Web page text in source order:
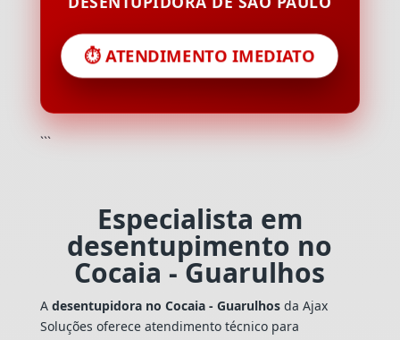
⏱️ ATENDIMENTO IMEDIATO
```
Especialista em
desentupimento no
Cocaia - Guarulhos
A desentupidora no Cocaia - Guarulhosda Ajax
Soluções oferece atendimento técnico para